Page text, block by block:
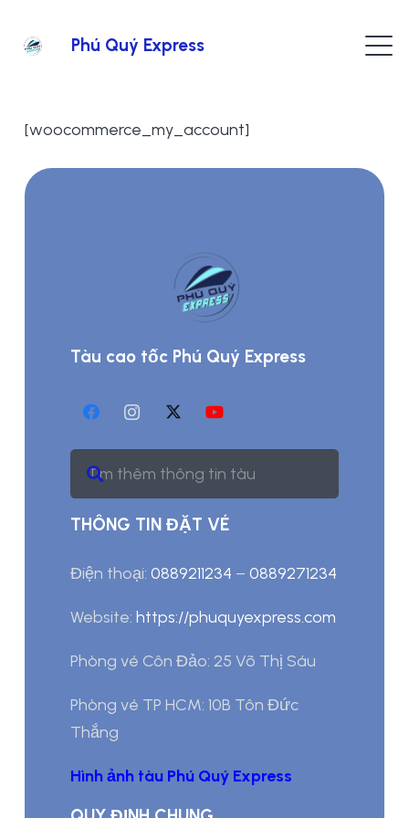
Phú Quý Express
[woocommerce_my_account]
Tàu cao tốc Phú Quý Express
THÔNG TIN ĐẶT VÉ
Điện thoại: 0889211234 – 0889271234
Website: https://phuquyexpress.com
Phòng vé Côn Đảo: 25 Võ Thị Sáu
Phòng vé TP HCM: 10B Tôn Đức
Thắng
Hình ảnh tàu Phú Quý Express